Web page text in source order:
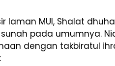
laman MUI, Shalat
pada umumnya.
dengan takbiratul